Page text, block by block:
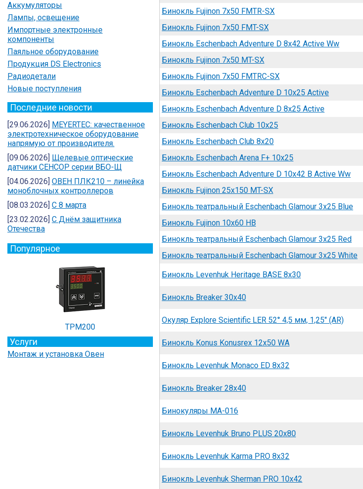
Аккумуляторы
Лампы, освещение
Импортные электронные
компоненты
Паяльное оборудование
Продукция DS Electronics
Радиодетали
Новые поступления
Последние новости
[29.06.2026] MEYERTEC: качественное
электротехническое оборудование
напрямую от производителя.
[09.06.2026] Щелевые оптические
датчики СЕНСОР серии ВБО-Щ
[04.06.2026] ОВЕН ПЛК210 – линейка
моноблочных контроллеров
[08.03.2026] С 8 марта
[23.02.2026] C Днём защитника
Отечества
Популярное
ТРМ200
Услуги
Монтаж и установка Овен
Бинокль Fujinon 7x50 FMTR-SX
Бинокль Fujinon 7x50 FMT-SX
Бинокль Eschenbach Adventure D 8x42 Active Ww
Бинокль Fujinon 7x50 MT-SX
Бинокль Fujinon 7x50 FMTRC-SX
Бинокль Eschenbach Adventure D 10x25 Active
Бинокль Eschenbach Adventure D 8x25 Active
Бинокль Eschenbach Club 10x25
Бинокль Eschenbach Club 8x20
Бинокль Eschenbach Arena F+ 10x25
Бинокль Eschenbach Adventure D 10x42 B Active Ww
Бинокль Fujinon 25x150 MT-SX
Бинокль театральный Eschenbach Glamour 3x25 Blue
Бинокль Fujinon 10x60 HB
Бинокль театральный Eschenbach Glamour 3x25 Red
Бинокль театральный Eschenbach Glamour 3x25 White
Бинокль Levenhuk Heritage BASE 8x30
Бинокль Breaker 30x40
Окуляр Explore Scientific LER 52° 4,5 мм, 1,25" (AR)
Бинокль Konus Konusrex 12x50 WA
Бинокль Levenhuk Monaco ED 8x32
Бинокль Breaker 28x40
Бинокуляры MA-016
Бинокль Levenhuk Bruno PLUS 20x80
Бинокль Levenhuk Karma PRO 8x32
Бинокль Levenhuk Sherman PRO 10x42